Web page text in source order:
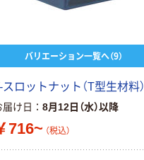
バリエーション一覧へ（9）
スロットナット（T型生材料）
届け日 8月12日（水）以降
716~ （税込）